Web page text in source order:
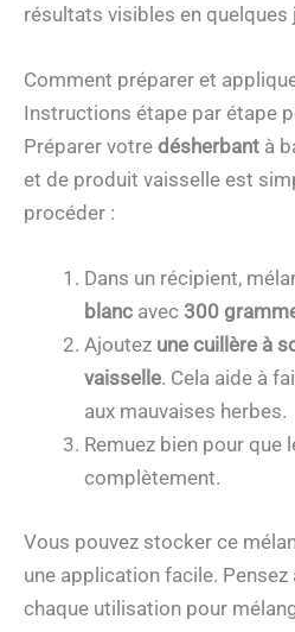
résultats visibles en quelques
Comment préparer et
Instructions étape par étape
Préparer votre désherbant à
et de produit vaisselle est
procéder :
Dans un récipient,
blanc avec 300
Ajoutez une cuillère à
vaisselle. Cela aide à
aux mauvaises herbes.
Remuez bien pour que
complètement.
Vous pouvez stocker ce
une application facile. Pensez
chaque utilisation pour